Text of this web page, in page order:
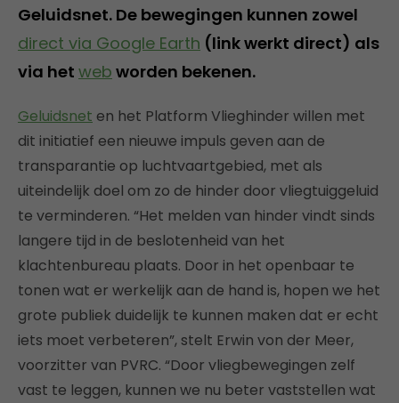
Geluidsnet. De bewegingen kunnen zowel
direct via Google Earth (link werkt direct) als
via het web worden bekenen.
Geluidsnet en het Platform Vlieghinder willen met
dit initiatief een nieuwe impuls geven aan de
transparantie op luchtvaartgebied, met als
uiteindelijk doel om zo de hinder door vliegtuiggeluid
te verminderen. “Het melden van hinder vindt sinds
langere tijd in de beslotenheid van het
klachtenbureau plaats. Door in het openbaar te
tonen wat er werkelijk aan de hand is, hopen we het
grote publiek duidelijk te kunnen maken dat er echt
iets moet verbeteren”, stelt Erwin von der Meer,
voorzitter van PVRC. “Door vliegbewegingen zelf
vast te leggen, kunnen we nu beter vaststellen wat